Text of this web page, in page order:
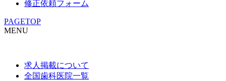
修正依頼フォーム
PAGETOP
MENU
求人掲載について
全国歯科医院一覧